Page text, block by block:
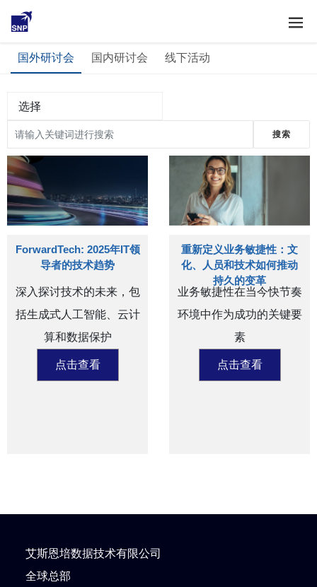
市场活动
国外研讨会 国内研讨会 线下活动
选择
ForwardTech: 2025年IT领
导者的技术趋势
深入探讨技术的未来，包
括生成式人工智能、云计
算和数据保护
点击查看
重新定义业务敏捷性：文
化、人员和技术如何推动
持久的变革
业务敏捷性在当今快节奏
环境中作为成功的关键要
素
点击查看
艾斯恩培数据技术有限公司
全球总部